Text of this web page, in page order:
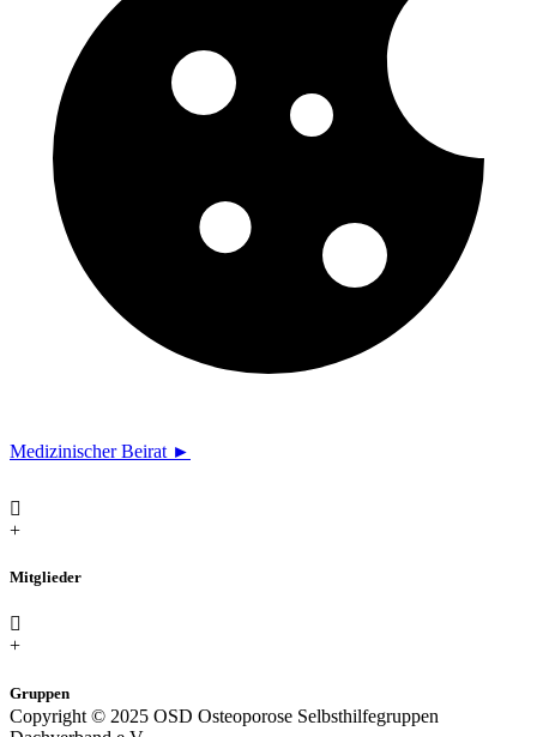
Medizinischer Beirat ►
+
Mitglieder
+
Gruppen
Copyright © 2025 OSD Osteoporose Selbsthilfegruppen